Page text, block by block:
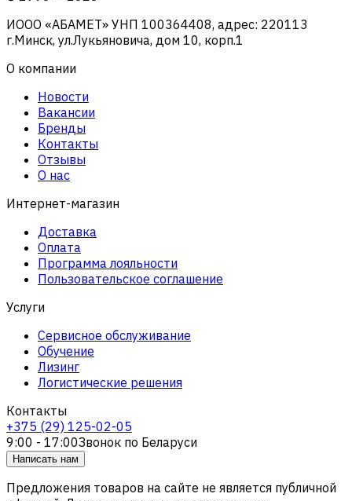
ИООО «АБАМЕТ» УНП 100364408, адрес: 220113
г.Минск, ул.Лукьяновича, дом 10, корп.1
О компании
Новости
Вакансии
Бренды
Контакты
Отзывы
О нас
Интернет-магазин
Доставка
Оплата
Программа лояльности
Пользовательское соглашение
Услуги
Сервисное обслуживание
Обучение
Лизинг
Логистические решения
Контакты
+375 (29) 125-02-05
9:00 - 17:00Звонок по Беларуси
Написать нам
Предложения товаров на сайте не является публичной